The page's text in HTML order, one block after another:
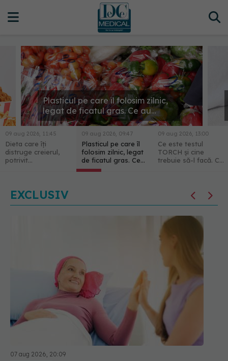
Plasticul pe care îl folosim zilnic,
legat de ficatul gras. Ce au
descoperit cercetătorii
09 aug 2026, 11:45
Dieta care îți
distruge creierul,
potrivit
09 aug 2026, 09:47
Plasticul pe care îl
folosim zilnic, legat
de ficatul gras. Ce
au descoperit
09 aug 2026, 13:00
Ce este testul
TORCH și cine
trebuie să-l facă. Ce
EXCLUSIV
07 aug 2026, 20:09